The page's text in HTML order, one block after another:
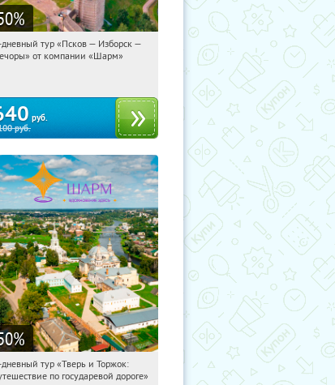
%
13:50:04 Купили:12
тур «Псков — Изборск —
от компании «Шарм»
руб.
руб.
%
13:50:04 Купили:
тур «Тверь и Торжок:
по государевой дороге»